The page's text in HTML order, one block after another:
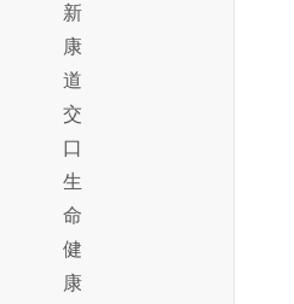
新
康
道
交
口
生
命
健
康